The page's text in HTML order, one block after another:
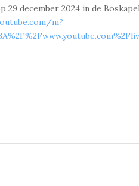
29 december 2024 in de
m?